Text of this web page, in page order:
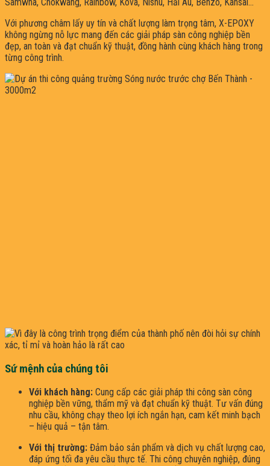
Với phương châm lấy uy tín và chất lượng làm trọng tâm, X-EPOXY
không ngừng nỗ lực mang đến các giải pháp sàn công nghiệp bền
đẹp, an toàn và đạt chuẩn kỹ thuật, đồng hành cùng khách hàng trong
từng công trình.
Sứ mệnh của chúng tôi
Với khách hàng: Cung cấp các giải pháp thi công sàn công
nghiệp bền vững, thẩm mỹ và đạt chuẩn kỹ thuật. Tư vấn đúng
nhu cầu, không chạy theo lợi ích ngắn hạn, cam kết minh bạch
– hiệu quả – tận tâm.
Với thị trường: Đảm bảo sản phẩm và dịch vụ chất lượng cao,
đáp ứng tối đa yêu cầu thực tế. Thi công chuyên nghiệp, đúng